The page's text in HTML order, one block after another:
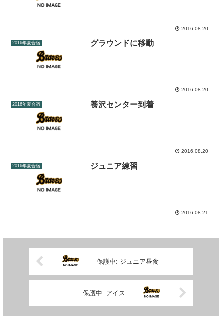
2016.08.20
2016年夏合宿 グラウンドに移動
2016.08.20
2016年夏合宿 養沢センター到着
2016.08.20
2016年夏合宿 ジュニア練習
2016.08.21
保護中: ジュニア昼食
保護中: アイス